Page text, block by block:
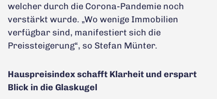
welcher durch die Corona-Pandemie noch
verstärkt wurde. „Wo wenige Immobilien
verfügbar sind, manifestiert sich die
Preissteigerung“, so Stefan Münter.
Hauspreisindex schafft Klarheit und erspart
Blick in die Glaskugel